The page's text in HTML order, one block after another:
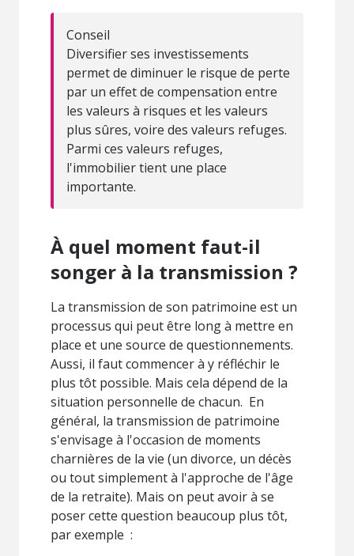
Conseil
Diversifier ses investissements
permet de diminuer le risque de perte
par un effet de compensation entre
les valeurs à risques et les valeurs
plus sûres, voire des valeurs refuges.
Parmi ces valeurs refuges,
l'immobilier tient une place
importante.
À quel moment faut-il
songer à la transmission ?
La transmission de son patrimoine est un
processus qui peut être long à mettre en
place et une source de questionnements.
Aussi, il faut commencer à y réfléchir le
plus tôt possible. Mais cela dépend de la
situation personnelle de chacun. En
général, la transmission de patrimoine
s'envisage à l'occasion de moments
charnières de la vie (un divorce, un décès
ou tout simplement à l'approche de l'âge
de la retraite). Mais on peut avoir à se
poser cette question beaucoup plus tôt,
par exemple :